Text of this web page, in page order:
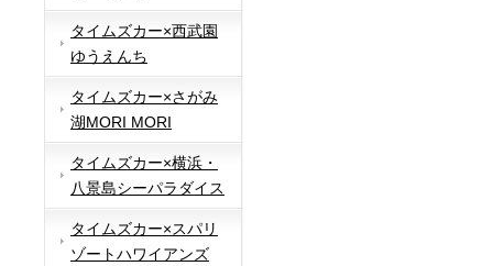
タイムズカー×西武園
ゆうえんち
タイムズカー×さがみ
湖MORI MORI
タイムズカー×横浜・
八景島シーパラダイス
タイムズカー×スパリ
ゾートハワイアンズ